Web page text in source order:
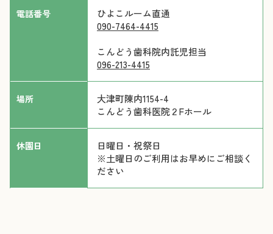
電話番号
ひよこルーム直通
090-7464-4415
こんどう歯科院内託児担当
096-213-4415
場所
大津町陳内1154-4
こんどう歯科医院２Fホール
休園日
日曜日・祝祭日
※土曜日のご利用はお早めにご相談く
ださい